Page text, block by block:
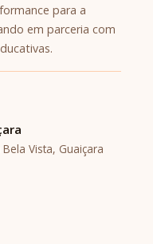
para a
em parceria com
Vista, Guaiçara